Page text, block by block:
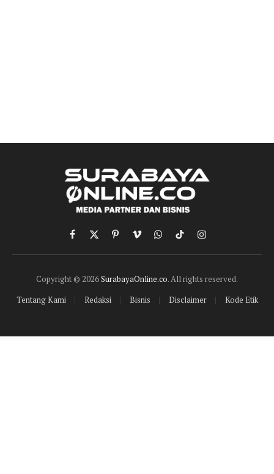
Facebook
X
(Twitter)
PinterestVimeoWhatsApp
TikTokInstagram
Copyright © 2026SurabayaOnline.co. All rights reserved.
Tentang Kami
Redaksi Bisnis Disclaimer Kode Etik